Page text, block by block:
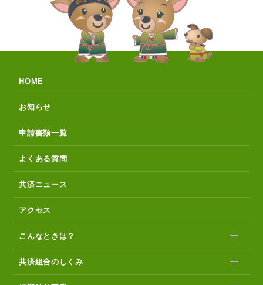
HOME
お知らせ
申請書類一覧
よくある質問
共済ニュース
アクセス
こんなときは？
共済組合のしくみ